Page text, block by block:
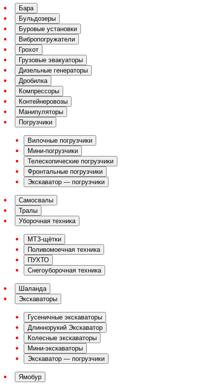
Бара
Бульдозеры
Буровые установки
Вибропогружатели
Грохот
Грузовые эвакуаторы
Дизельные генераторы
Дробилка
Компрессоры
Контейнеровозы
Манипуляторы
Погрузчики
Вилочные погрузчики
Мини-погрузчики
Телескопические погрузчики
Фронтальные погрузчики
Экскаватор — погрузчики
Самосвалы
Тралы
Уборочная техника
МТЗ-щётки
Поливомоечная техника
ПУХТО
Снегоуборочная техника
Шаланда
Экскаваторы
Гусеничные экскаваторы
Длиннорукий Экскаватор
Колесные экскаваторы
Мини-экскаваторы
Экскаватор — погрузчики
Ямобур